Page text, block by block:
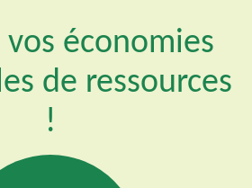
vos économies
de ressources
!